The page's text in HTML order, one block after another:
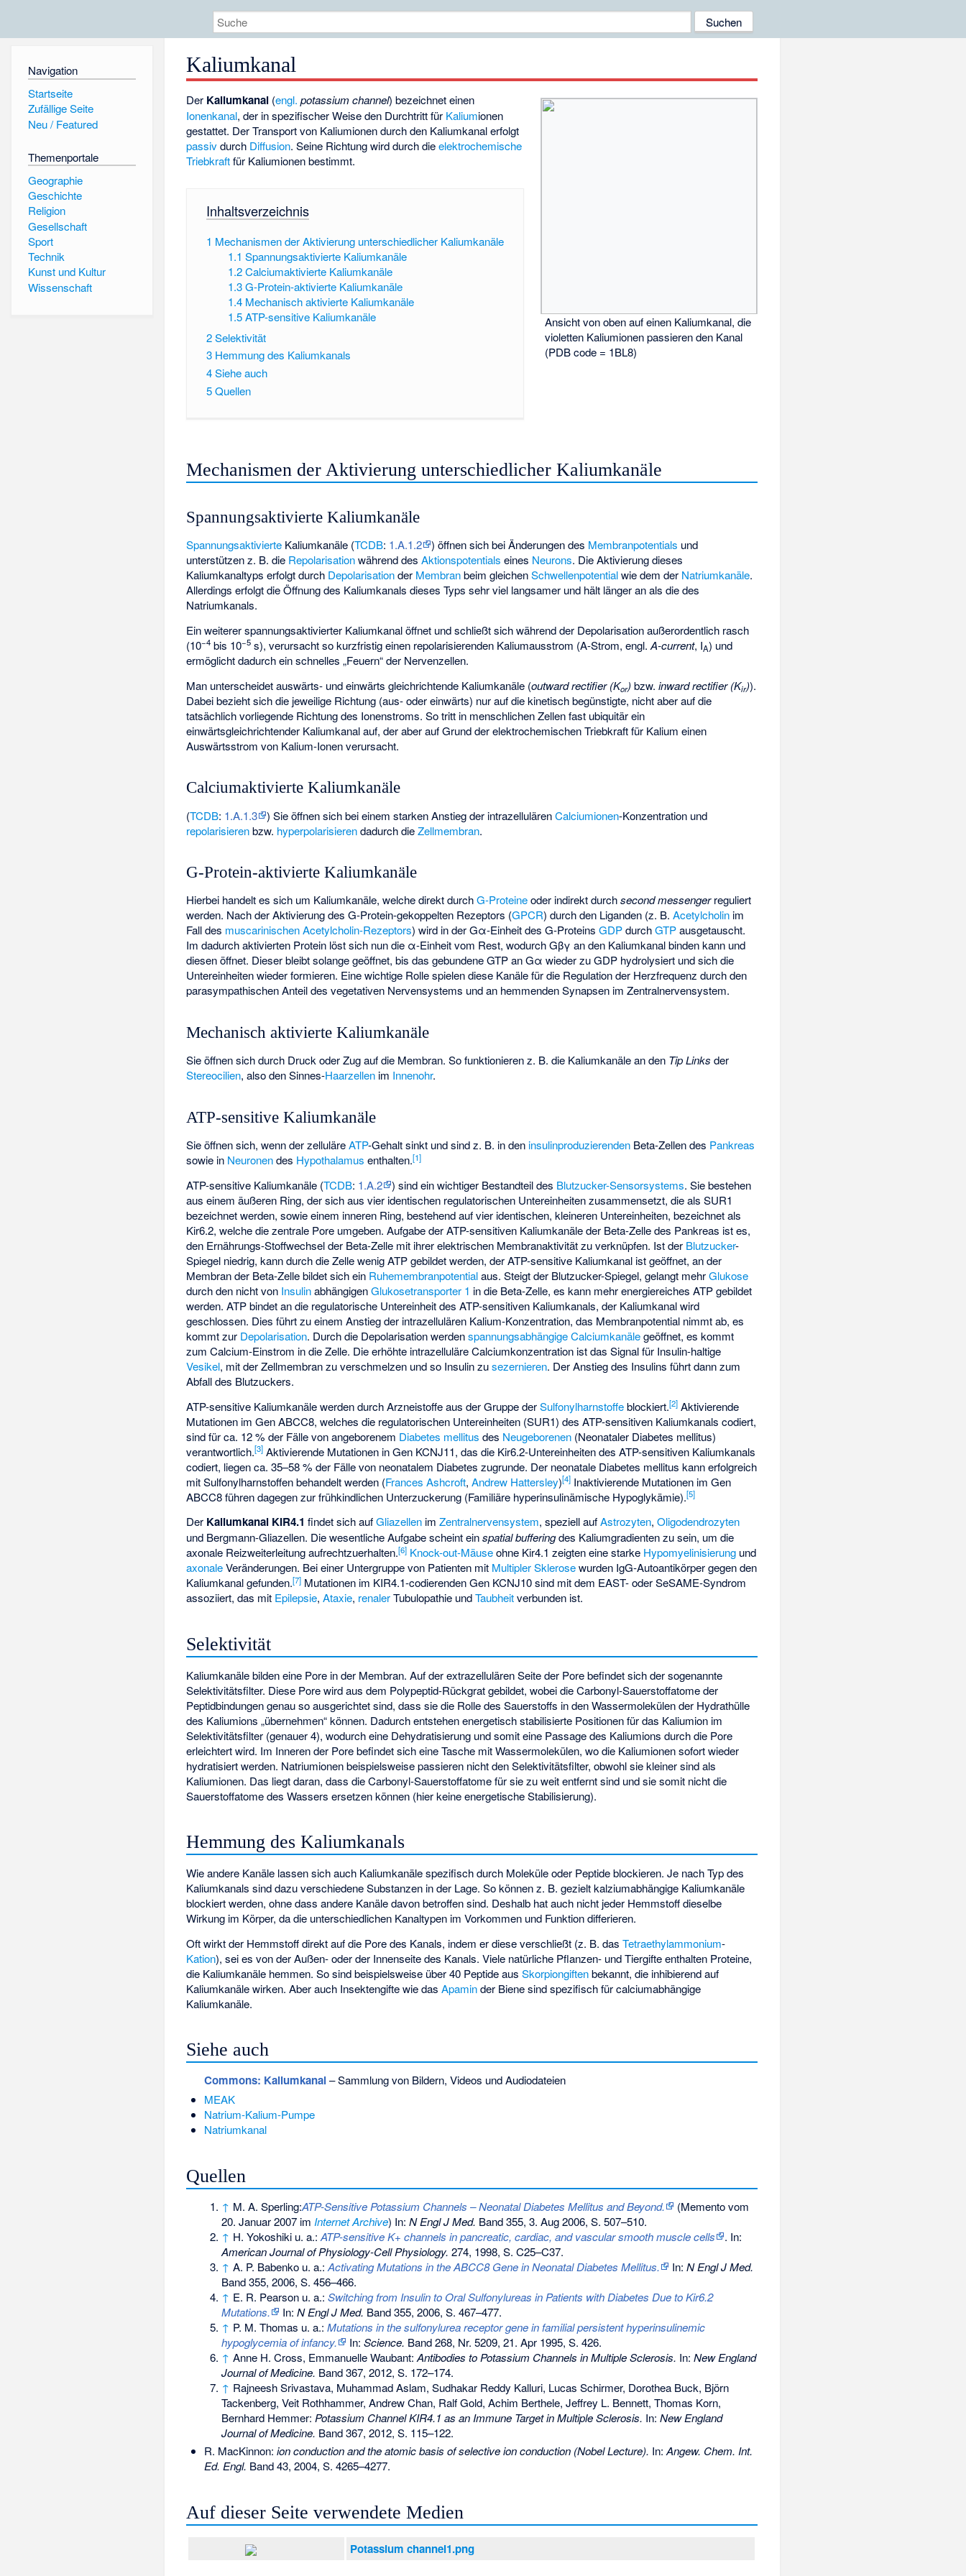
Navigation
Startseite
Zufällige Seite
Neu / Featured
Themenportale
Geographie
Geschichte
Religion
Gesellschaft
Sport
Technik
Kunst und Kultur
Wissenschaft
Kaliumkanal
Ansicht von oben auf einen Kaliumkanal, die
violetten Kaliumionen passieren den Kanal
(PDB code = 1BL8)
Der Kaliumkanal (engl. potassium channel) bezeichnet einen
Ionenkanal, der in spezifischer Weise den Durchtritt für Kaliumionen
gestattet. Der Transport von Kaliumionen durch den Kaliumkanal erfolgt
passivdurch Diffusion. Seine Richtung wird durch dieelektrochemische
Triebkraftfür Kaliumionen bestimmt.
Inhaltsverzeichnis
1 Mechanismen der Aktivierung unterschiedlicher Kaliumkanäle
1.1 Spannungsaktivierte Kaliumkanäle
1.2 Calciumaktivierte Kaliumkanäle
1.3 G-Protein-aktivierte Kaliumkanäle
1.4 Mechanisch aktivierte Kaliumkanäle
1.5 ATP-sensitive Kaliumkanäle
2Selektivität
3 Hemmung des Kaliumkanals
4Siehe auch
5Quellen
Mechanismen der Aktivierung unterschiedlicher Kaliumkanäle
Spannungsaktivierte Kaliumkanäle
Spannungsaktivierte Kaliumkanäle (TCDB: 1.A.1.2 ) öffnen sich bei Änderungen des Membranpotentials und
unterstützen z. B. die Repolarisationwährend desAktionspotentials eines Neurons. Die Aktivierung dieses
Kaliumkanaltyps erfolgt durch Depolarisationder Membranbeim gleichenSchwellenpotentialwie dem der Natriumkanäle.
Allerdings erfolgt die Öffnung des Kaliumkanals dieses Typs sehr viel langsamer und hält länger an als die des
Natriumkanals.
Ein weiterer spannungsaktivierter Kaliumkanal öffnet und schließt sich während der Depolarisation außerordentlich rasch
(10−4 bis 10−5 s), verursacht so kurzfristig einen repolarisierenden Kaliumausstrom (A-Strom, engl.A-current, IA) und
ermöglicht dadurch ein schnelles „Feuern“ der Nervenzellen.
Man unterscheidet auswärts- und einwärts gleichrichtende Kaliumkanäle (outward rectifier (Kor)bzw.inward rectifier (Kir)).
Dabei bezieht sich die jeweilige Richtung (aus- oder einwärts) nur auf die kinetisch begünstigte, nicht aber auf die
tatsächlich vorliegende Richtung des Ionenstroms. So tritt in menschlichen Zellen fast ubiquitär ein
einwärtsgleichrichtender Kaliumkanal auf, der aber auf Grund der elektrochemischen Triebkraft für Kalium einen
Auswärtsstrom von Kalium-Ionen verursacht.
Calciumaktivierte Kaliumkanäle
(TCDB: 1.A.1.3 ) Sie öffnen sich bei einem starken Anstieg der intrazellulärenCalciumionen-Konzentration und
repolarisierenbzw. hyperpolarisierendadurch dieZellmembran.
G-Protein-aktivierte Kaliumkanäle
Hierbei handelt es sich um Kaliumkanäle, welche direkt durchG-Proteineoder indirekt durchsecond messengerreguliert
werden. Nach der Aktivierung des G-Protein-gekoppelten Rezeptors (GPCR) durch den Liganden (z. B.Acetylcholin im
Fall des muscarinischen Acetylcholin-Rezeptors) wird in der Gα-Einheit des G-ProteinsGDPdurchGTPausgetauscht.
Im dadurch aktivierten Protein löst sich nun die α-Einheit vom Rest, wodurch Gβγ an den Kaliumkanal binden kann und
diesen öffnet. Dieser bleibt solange geöffnet, bis das gebundene GTP an Gα wieder zu GDP hydrolysiert und sich die
Untereinheiten wieder formieren. Eine wichtige Rolle spielen diese Kanäle für die Regulation der Herzfrequenz durch den
parasympathischen Anteil des vegetativen Nervensystems und an hemmenden Synapsen im Zentralnervensystem.
Mechanisch aktivierte Kaliumkanäle
Sie öffnen sich durch Druck oder Zug auf die Membran. So funktionieren z. B. die Kaliumkanäle an den Tip Links der
Stereocilien, also den Sinnes-Haarzellen im Innenohr.
ATP-sensitive Kaliumkanäle
Sie öffnen sich, wenn der zelluläreATP-Gehalt sinkt und sind z. B. in den insulinproduzierenden Beta-Zellen des Pankreas
sowie in Neuronendes Hypothalamus enthalten.[1]
ATP-sensitive Kaliumkanäle (TCDB: 1.A.2 ) sind ein wichtiger Bestandteil des Blutzucker-Sensorsystems. Sie bestehen
aus einem äußeren Ring, der sich aus vier identischen regulatorischen Untereinheiten zusammensetzt, die alsSUR1
bezeichnet werden, sowie einem inneren Ring, bestehend auf vier identischen, kleineren Untereinheiten, bezeichnet als
Kir6.2, welche die zentrale Pore umgeben. Aufgabe der ATP-sensitiven Kaliumkanäle der Beta-Zelle des Pankreas ist es,
den Ernährungs-Stoffwechsel der Beta-Zelle mit ihrer elektrischen Membranaktivität zu verknüpfen. Ist der Blutzucker-
Spiegel niedrig, kann durch die Zelle wenig ATP gebildet werden, der ATP-sensitive Kaliumkanal ist geöffnet, an der
Membran der Beta-Zelle bildet sich ein Ruhemembranpotentialaus. Steigt der Blutzucker-Spiegel, gelangt mehrGlukose
durch den nicht von InsulinabhängigenGlukosetransporter 1 in die Beta-Zelle, es kann mehr energiereiches ATP gebildet
werden. ATP bindet an die regulatorische Untereinheit des ATP-sensitiven Kaliumkanals, der Kaliumkanal wird
geschlossen. Dies führt zu einem Anstieg der intrazellulären Kalium-Konzentration, das Membranpotential nimmt ab, es
kommt zur Depolarisation. Durch die Depolarisation werdenspannungsabhängige Calciumkanälegeöffnet, es kommt
zum Calcium-Einstrom in die Zelle. Die erhöhte intrazelluläre Calciumkonzentration ist das Signal für Insulin-haltige
Vesikel, mit der Zellmembran zu verschmelzen und so Insulin zusezernieren. Der Anstieg des Insulins führt dann zum
Abfall des Blutzuckers.
ATP-sensitive Kaliumkanäle werden durch Arzneistoffe aus der Gruppe derSulfonylharnstoffeblockiert.[2] Aktivierende
Mutationen im GenABCC8, welches die regulatorischen Untereinheiten (SUR1) des ATP-sensitiven Kaliumkanals codiert,
sind für ca. 12 % der Fälle von angeborenem Diabetes mellitus des Neugeborenen (Neonataler Diabetes mellitus)
verantwortlich.[3] Aktivierende Mutationen in Gen KCNJ11, das die Kir6.2-Untereinheiten des ATP-sensitiven Kaliumkanals
codiert, liegen ca. 35–58 % der Fälle von neonatalem Diabetes zugrunde. Der neonatale Diabetes mellitus kann erfolgreich
mit Sulfonylharnstoffen behandelt werden (Frances Ashcroft,Andrew Hattersley)[4] Inaktivierende Mutationen im Gen
ABCC8 führen dagegen zur frühkindlichen Unterzuckerung (Familiäre hyperinsulinämische Hypoglykämie).[5]
Der Kaliumkanal KIR4.1 findet sich aufGliazellen imZentralnervensystem, speziell aufAstrozyten,Oligodendrozyten
und Bergmann-Gliazellen. Die wesentliche Aufgabe scheint einspatial bufferingdes Kaliumgradienten zu sein, um die
axonale Reizweiterleitung aufrechtzuerhalten.[6] Knock-out-Mäuseohne Kir4.1 zeigten eine starke Hypomyelinisierung und
axonaleVeränderungen. Bei einer Untergruppe von Patienten mit Multipler Sklerosewurden IgG-Autoantikörper gegen den
Kaliumkanal gefunden.[7] Mutationen im KIR4.1-codierenden Gen KCNJ10 sind mit dem EAST- oder SeSAME-Syndrom
assoziiert, das mit Epilepsie,Ataxie, renalerTubulopathie undTaubheitverbunden ist.
Selektivität
Kaliumkanäle bilden eine Pore in der Membran. Auf der extrazellulären Seite der Pore befindet sich der sogenannte
Selektivitätsfilter. Diese Pore wird aus dem Polypeptid-Rückgrat gebildet, wobei die Carbonyl-Sauerstoffatome der
Peptidbindungen genau so ausgerichtet sind, dass sie die Rolle des Sauerstoffs in den Wassermolekülen der Hydrathülle
des Kaliumions „übernehmen“ können. Dadurch entstehen energetisch stabilisierte Positionen für das Kaliumion im
Selektivitätsfilter (genauer 4), wodurch eine Dehydratisierung und somit eine Passage des Kaliumions durch die Pore
erleichtert wird. Im Inneren der Pore befindet sich eine Tasche mit Wassermolekülen, wo die Kaliumionen sofort wieder
hydratisiert werden. Natriumionen beispielsweise passieren nicht den Selektivitätsfilter, obwohl sie kleiner sind als
Kaliumionen. Das liegt daran, dass die Carbonyl-Sauerstoffatome für sie zu weit entfernt sind und sie somit nicht die
Sauerstoffatome des Wassers ersetzen können (hier keine energetische Stabilisierung).
Hemmung des Kaliumkanals
Wie andere Kanäle lassen sich auch Kaliumkanäle spezifisch durch Moleküle oder Peptide blockieren. Je nach Typ des
Kaliumkanals sind dazu verschiedene Substanzen in der Lage. So können z. B. gezielt kalziumabhängige Kaliumkanäle
blockiert werden, ohne dass andere Kanäle davon betroffen sind. Deshalb hat auch nicht jeder Hemmstoff dieselbe
Wirkung im Körper, da die unterschiedlichen Kanaltypen im Vorkommen und Funktion differieren.
Oft wirkt der Hemmstoff direkt auf die Pore des Kanals, indem er diese verschließt (z. B. dasTetraethylammonium-
Kation), sei es von der Außen- oder der Innenseite des Kanals. Viele natürliche Pflanzen- und Tiergifte enthalten Proteine,
die Kaliumkanäle hemmen. So sind beispielsweise über 40 Peptide ausSkorpiongiftenbekannt, die inhibierend auf
Kaliumkanäle wirken. Aber auch Insektengifte wie dasApaminder Biene sind spezifisch für calciumabhängige
Kaliumkanäle.
Siehe auch
Commons: Kaliumkanal– Sammlung von Bildern, Videos und Audiodateien
MEAK
Natrium-Kalium-Pumpe
Natriumkanal
Quellen
↑ M. A. Sperling:ATP-Sensitive Potassium Channels – Neonatal Diabetes Mellitus and Beyond. (Mementovom
20. Januar 2007 im Internet Archive) In: N Engl J Med. Band 355, 3. Aug 2006, S. 507–510.
↑ H. Yokoshiki u. a.: ATP-sensitive K+ channels in pancreatic, cardiac, and vascular smooth muscle cells
. In:
American Journal of Physiology-Cell Physiology. 274, 1998, S. C25–C37.
↑ A. P. Babenko u. a.: Activating Mutations in the ABCC8 Gene in Neonatal Diabetes Mellitus. In: N Engl J Med.
Band 355, 2006, S. 456–466.
↑ E. R. Pearson u. a.: Switching from Insulin to Oral Sulfonylureas in Patients with Diabetes Due to Kir6.2
Mutations.
In: N Engl J Med. Band 355, 2006, S. 467–477.
↑ P. M. Thomas u. a.: Mutations in the sulfonylurea receptor gene in familial persistent hyperinsulinemic
hypoglycemia of infancy.
In: Science. Band 268, Nr. 5209, 21. Apr 1995, S. 426.
↑ Anne H. Cross, Emmanuelle Waubant: Antibodies to Potassium Channels in Multiple Sclerosis. In: New England
Journal of Medicine. Band 367, 2012, S. 172–174.
↑ Rajneesh Srivastava, Muhammad Aslam, Sudhakar Reddy Kalluri, Lucas Schirmer, Dorothea Buck, Björn
Tackenberg, Veit Rothhammer, Andrew Chan, Ralf Gold, Achim Berthele, Jeffrey L. Bennett, Thomas Korn,
Bernhard Hemmer: Potassium Channel KIR4.1 as an Immune Target in Multiple Sclerosis. In: New England
Journal of Medicine. Band 367, 2012, S. 115–122.
R. MacKinnon: ion conduction and the atomic basis of selective ion conduction (Nobel Lecture). In: Angew. Chem. Int.
Ed. Engl. Band 43, 2004, S. 4265–4277.
Auf dieser Seite verwendete Medien
Potassium channel1.png